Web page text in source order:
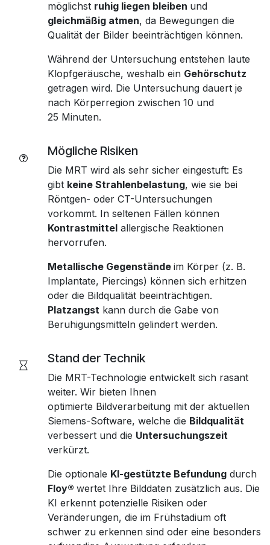
möglichst ruhig liegen bleiben und
gleichmäßig atmen, da Bewegungen die
Qualität der Bilder beeinträchtigen können.
Während der Untersuchung entstehen laute
Klopfgeräusche, weshalb ein Gehörschutz
getragen wird. Die Untersuchung dauert je
nach Körperregion zwischen 10 und
25 Minuten.
Mögliche Risiken
Die MRT wird als sehr sicher eingestuft: Es
gibt keine Strahlenbelastung, wie sie bei
Röntgen- oder CT-Untersuchungen
vorkommt. In seltenen Fällen können
Kontrastmittel allergische Reaktionen
hervorrufen.
Metallische Gegenstände im Körper (z. B.
Implantate, Piercings) können sich erhitzen
oder die Bildqualität beeinträchtigen.
Platzangst kann durch die Gabe von
Beruhigungsmitteln gelindert werden.
Stand der Technik
Die MRT-Technologie entwickelt sich rasant
weiter. Wir bieten Ihnen
optimierte Bildverarbeitung mit der aktuellen
Siemens-Software, welche die Bildqualität
verbessert und die Untersuchungszeit
verkürzt.
Die optionale KI-gestützte Befundung durch
Floy® wertet Ihre Bilddaten zusätzlich aus. Die
KI erkennt potenzielle Risiken oder
Veränderungen, die im Frühstadium oft
schwer zu erkennen sind oder eine besonders